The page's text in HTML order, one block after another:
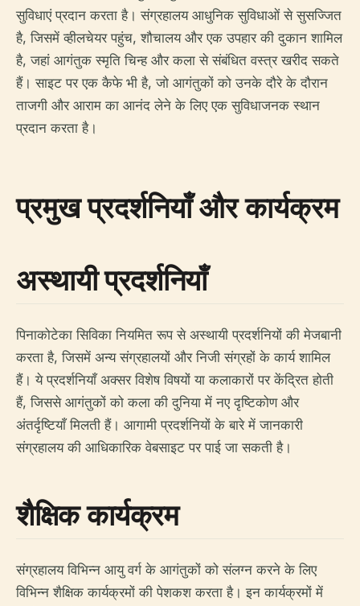
सुविधाएं प्रदान करता है। संग्रहालय आधुनिक सुविधाओं से सुसज्जित
है, जिसमें व्हीलचेयर पहुंच, शौचालय और एक उपहार की दुकान शामिल
है, जहां आगंतुक स्मृति चिन्ह और कला से संबंधित वस्त्र खरीद सकते
हैं। साइट पर एक कैफे भी है, जो आगंतुकों को उनके दौरे के दौरान
ताजगी और आराम का आनंद लेने के लिए एक सुविधाजनक स्थान
प्रदान करता है।
प्रमुख प्रदर्शनियाँ और कार्यक्रम
अस्थायी प्रदर्शनियाँ
पिनाकोटेका सिविका नियमित रूप से अस्थायी प्रदर्शनियों की मेजबानी
करता है, जिसमें अन्य संग्रहालयों और निजी संग्रहों के कार्य शामिल
हैं। ये प्रदर्शनियाँ अक्सर विशेष विषयों या कलाकारों पर केंद्रित होती
हैं, जिससे आगंतुकों को कला की दुनिया में नए दृष्टिकोण और
अंतर्दृष्टियाँ मिलती हैं। आगामी प्रदर्शनियों के बारे में जानकारी
संग्रहालय की आधिकारिक वेबसाइट पर पाई जा सकती है।
शैक्षिक कार्यक्रम
संग्रहालय विभिन्न आयु वर्ग के आगंतुकों को संलग्न करने के लिए
विभिन्न शैक्षिक कार्यक्रमों की पेशकश करता है। इन कार्यक्रमों में